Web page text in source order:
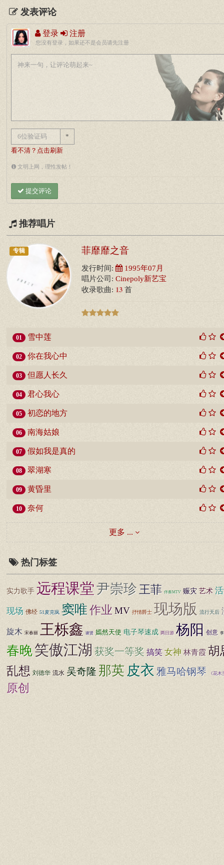
发表评论
登录 注册
您没有登录，如果还不是会员请先注册
*
看不清？点击刷新
文明上网，理性发帖！
提交评论
推荐唱片
专辑 菲靡靡之音
发行时间: 1995年07月
唱片公司: Cinepoly新艺宝
收录歌曲: 13 首
01 雪中莲
02 你在我心中
03 但愿人长久
04 君心我心
05 初恋的地方
06 南海姑娘
07 假如我是真的
08 翠湖寒
09 黄昏里
10 奈何
更多 ...
热门标签
实力歌手 远程课堂尹崇珍王菲 伴奏MTV 赈灾 艺术
现场 佛经 51麦克疯 窦唯作业 MV 抒情爵士 现场版 流行天后
旋木 宋春丽 王栎鑫 谢贤 嫣然天使 电子琴速成 两日游 杨阳 创意
春晚笑傲江湖 获奖一等奖 搞笑 女神 林青霞 胡
乱想 刘德华 流水 吴奇隆 那英 皮衣 雅马哈钢琴 《花木
原创